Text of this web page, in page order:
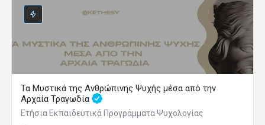
Τα Μυστικά της Ανθρώπινης Ψυχής μέσα από την
Αρχαία Τραγωδία
Ετήσια Εκπαιδευτικά Προγράμματα Ψυχολογίας